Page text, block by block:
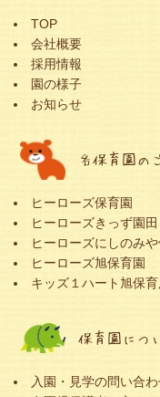
TOP
会社概要
採用情報
園の様子
お知らせ
各保育園の
ヒーローズ保育園
ヒーローズきっず園田
ヒーローズにしのみ
ヒーローズ旭保育園
キッズ１ハート旭保
保育園につ
入園・見学の問い合